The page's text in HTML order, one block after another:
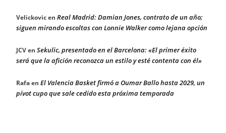
Velickovicen Real Madrid: Damian Jones, contrato de un año;
siguen mirando escoltas con Lonnie Walker como lejana opción
JCVen Sekulic, presentado en el Barcelona: «El primer éxito
será que la afición reconozca un estilo y esté contenta con él»
Rafaen El Valencia Basket firmó a Oumar Ballo hasta 2029, un
pívot cupo que sale cedido esta próxima temporada